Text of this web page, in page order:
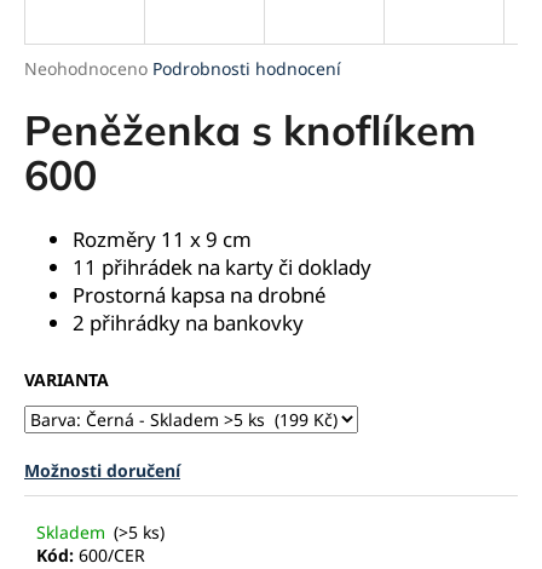
Průměrné
produktu
je
0,0
z
hvězdiček.
Neohodnoceno Podrobnosti hodnocení
Peněženka s knoflíkem
600
Rozměry 11 x 9 cm
11 přihrádek na karty či doklady
Prostorná kapsa na drobné
2 přihrádky na bankovky
VARIANTA
Možnosti doručení
Skladem (>5 ks)
Kód: 600/CER
j
t
?
HLEDAT
D
o
p
o
r
u